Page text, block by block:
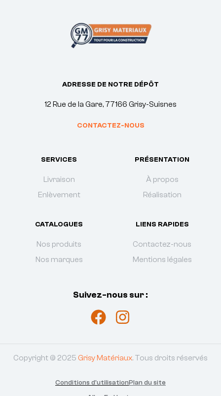
ADRESSE DE NOTRE DÉPÔT
12 Rue de la Gare, 77166 Grisy-Suisnes
CONTACTEZ-NOUS
SERVICES
Livraison
Enlèvement
PRÉSENTATION
À propos
Réalisation
CATALOGUES
Nos produits
Nos marques
LIENS RAPIDES
Contactez-nous
Mentions légales
Suivez-nous sur :
Copyright © 2025 Grisy Matériaux. Tous droits réservés
Conditions d'utilisationPlan du site